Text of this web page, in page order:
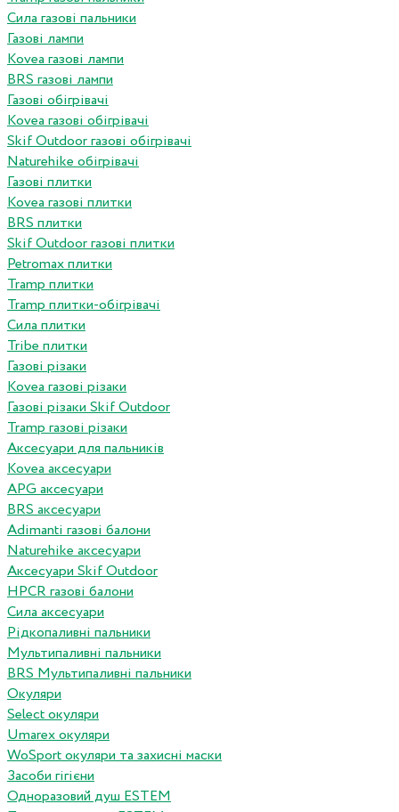
Сила газові пальники
Газові лампи
Kovea газові лампи
BRS газові лампи
Газові обігрівачі
Kovea газові обігрівачі
Skif Outdoor газові обігрівачі
Naturehike обігрівачі
Газові плитки
Kovea газові плитки
BRS плитки
Skif Outdoor газові плитки
Petromax плитки
Tramp плитки
Tramp плитки-обігрівачі
Сила плитки
Tribe плитки
Газові різаки
Kovea газові різаки
Газові різаки Skif Outdoor
Tramp газові різаки
Аксесуари для пальників
Kovea аксесуари
APG аксесуари
BRS аксесуари
Adimanti газові балони
Naturehike аксесуари
Аксесуари Skif Outdoor
HPCR газові балони
Сила аксесуари
Рідкопаливні пальники
Мультипаливні пальники
BRS Мультипаливні пальники
Окуляри
Select окуляри
Umarex окуляри
WoSport окуляри та захисні маски
Засоби гігієни
Одноразовий душ ESTEM